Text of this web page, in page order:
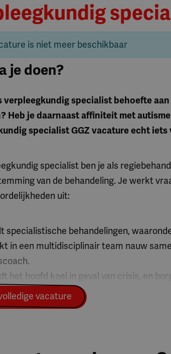
is niet meer beschikbaar
je doen?
verpleegkundig specialist behoefte
Heb je daarnaast affiniteit met
specialist GGZ vacature echt iets
specialist ben je als
van de behandeling. Je werkt
uit:
specialistische behandelingen,
in een multidisciplinair team nauw
het hoofd koel in geval van crisis, en
een bijdrage aan de
een bijdrage in de crisisdiensten,
je werken?
vacature